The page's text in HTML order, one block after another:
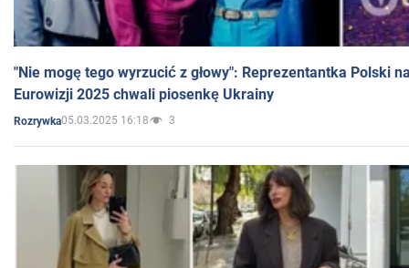
"Nie mogę tego wyrzucić z głowy": Reprezentantka Polski
Eurowizji 2025 chwali piosenkę Ukrainy
Rozrywka05.03.2025 16:18 3